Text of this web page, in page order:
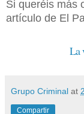
Si queréis más
artículo de El
La
Grupo Criminal at
Compartir